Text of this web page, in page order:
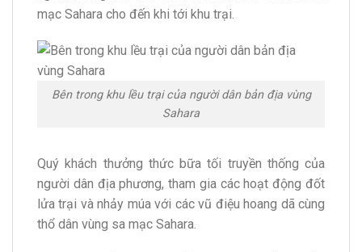
mạc Sahara cho đến khi tới khu trại.
Bên trong khu lều trại của người dân bản địa vùng
Sahara
Quý khách thưởng thức bữa tối truyền thống của
người dân địa phương, tham gia các hoạt động đốt
lửa trại và nhảy múa với các vũ điệu hoang dã cùng
thổ dân vùng sa mạc Sahara.